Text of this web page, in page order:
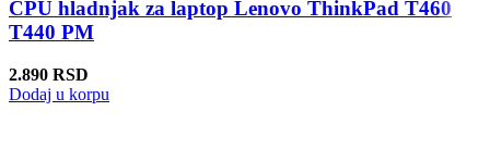
CPU hladnjak za laptop Lenovo ThinkPad T460
T440 PM
2.890 RSD
Dodaj u korpu